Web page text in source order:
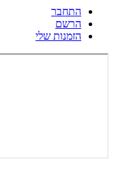
התחבר
הרשם
הזמנות שלי